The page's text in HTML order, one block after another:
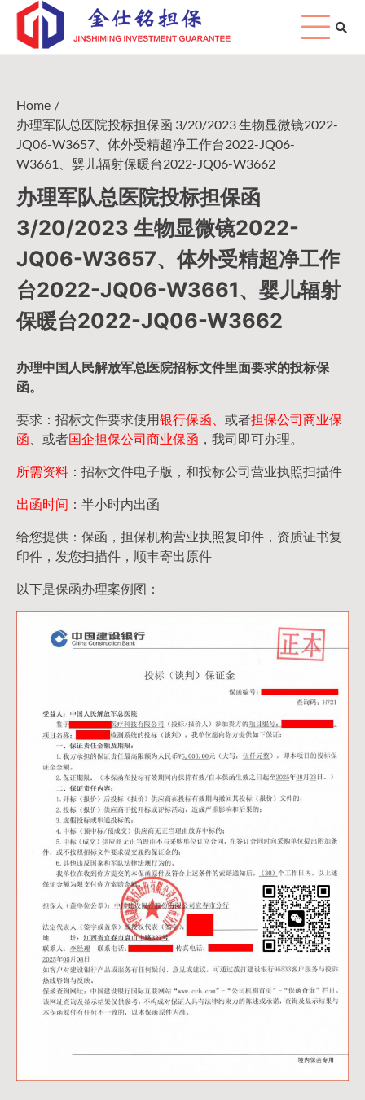
Skip
content
Home
办理军队总医院投标担保函 3/20/2023 生物显微镜2022-
JQ06-W3657、体外受精超净工作台2022-JQ06-
W3661、婴儿辐射保暖台2022-JQ06-W3662
办理军队总医院投标担保函
3/20/2023 生物显微镜2022-
JQ06-W3657、体外受精超净工作
台2022-JQ06-W3661、婴儿辐射
保暖台2022-JQ06-W3662
办理中国人民解放军总医院招标文件里面要求的投标保
函。
要求：招标文件要求使用银行保函、 或者担保公司商业保
函 、或者国企担保公司商业保函 ，我司即可办理。
所需资料 ：招标文件电子版，和投标公司营业执照扫描件
出函时间 ：半小时内出函
给您提供：保函，担保机构营业执照复印件，资质证书复
印件，发您扫描件，顺丰寄出原件
以下是保函办理案例图：